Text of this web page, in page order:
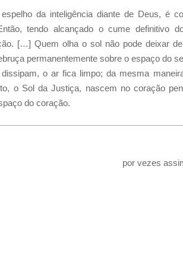
da inteligência diante de Deus, é
tendo alcançado o cume definitivo
[…] Quem olha o sol não pode deixar
permanentemente sobre o espaço do
o ar fica limpo; da mesma
o Sol da Justiça, nascem no coração
do coração.
por vezes